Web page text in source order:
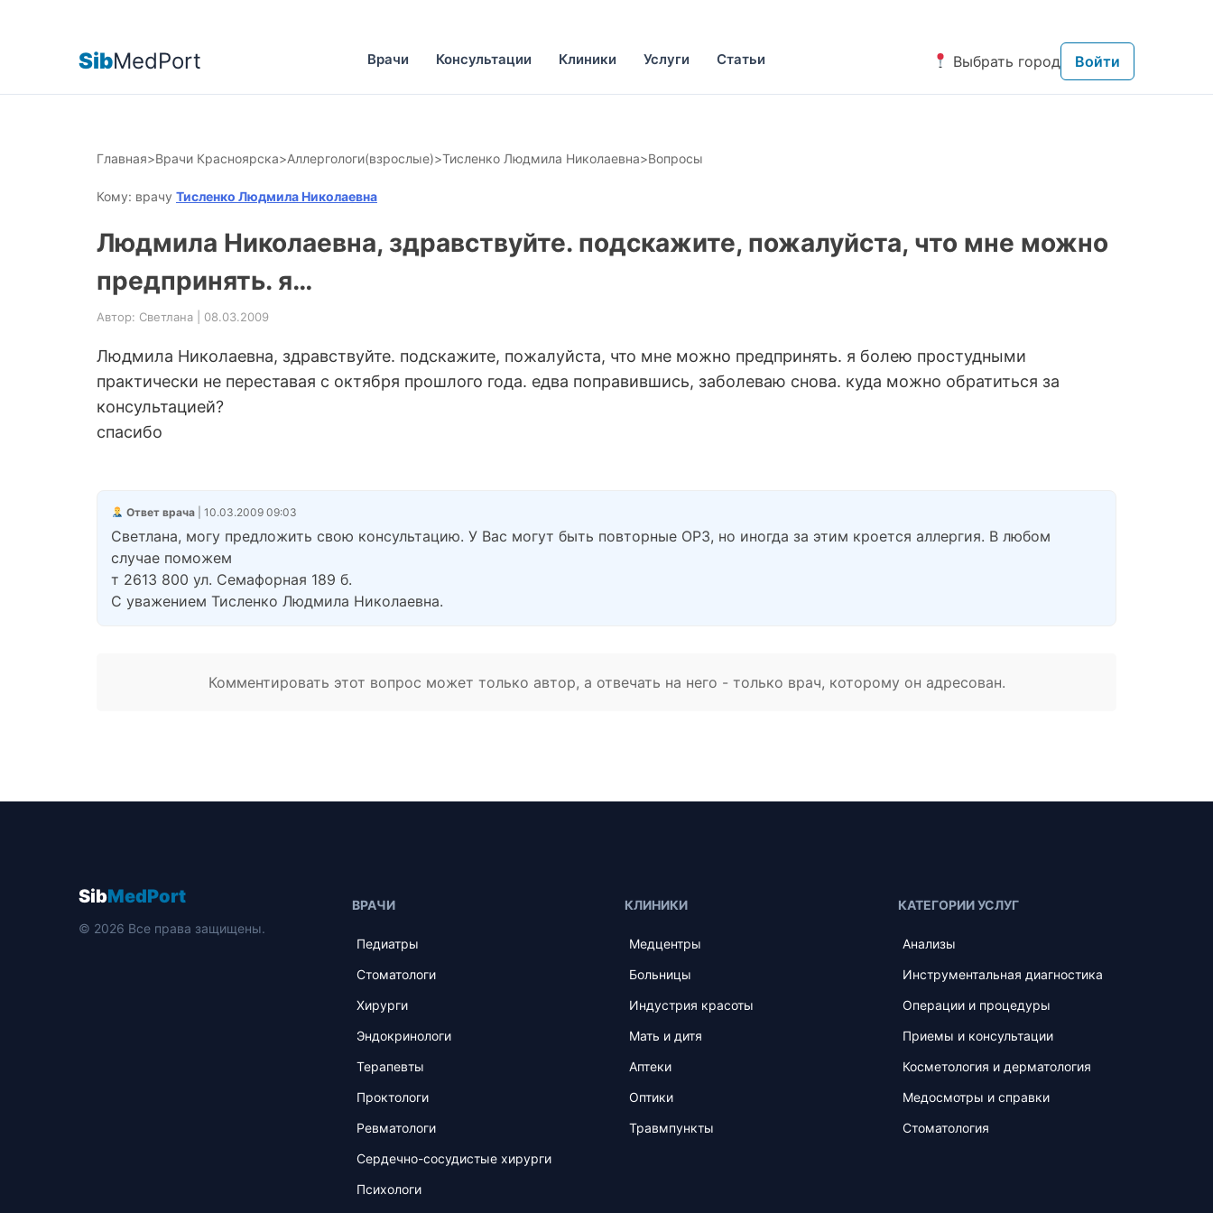
SibMedPort Врачи Консультации Клиники Услуги Статьи Выбрать город Войти
Главная>Врачи Красноярска>Аллергологи(взрослые)>Тисленко Людмила Николаевна>Вопросы
Кому: врачу Тисленко Людмила Николаевна
Людмила Николаевна, здравствуйте. подскажите, пожалуйста, что мне можно
предпринять. я…
Автор: Светлана | 08.03.2009
Людмила Николаевна, здравствуйте. подскажите, пожалуйста, что мне можно предпринять. я болею простудными
практически не переставая с октября прошлого года. едва поправившись, заболеваю снова. куда можно обратиться за
консультацией?
спасибо
Ответ врача| 10.03.2009 09:03
Светлана, могу предложить свою консультацию. У Вас могут быть повторные ОРЗ, но иногда за этим кроется аллергия. В любом
случае поможем
т 2613 800 ул. Семафорная 189 б.
С уважением Тисленко Людмила Николаевна.
Комментировать этот вопрос может только автор, а отвечать на него - только врач, которому он адресован.
SibMedPort
© 2026 Все права защищены.
ВРАЧИ
Педиатры
Стоматологи
Хирурги
Эндокринологи
Терапевты
Проктологи
Ревматологи
Сердечно-сосудистые хирурги
Психологи
КЛИНИКИ
Медцентры
Больницы
Индустрия красоты
Мать и дитя
Аптеки
Оптики
Травмпункты
КАТЕГОРИИ УСЛУГ
Анализы
Инструментальная диагностика
Операции и процедуры
Приемы и консультации
Косметология и дерматология
Медосмотры и справки
Стоматология